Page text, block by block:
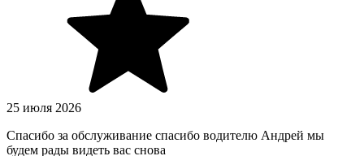
25 июля 2026
Спасибо за обслуживание спасибо водителю Андрей мы
будем рады видеть вас снова